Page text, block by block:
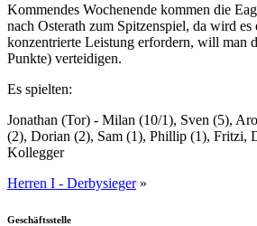
Kommendes Wochenende kommen die
nach Osterath zum Spitzenspiel, da wird es
konzentrierte Leistung erfordern, will man
Punkte) verteidigen.
Es spielten:
Jonathan (Tor) - Milan (10/1), Sven (5),
(2), Dorian (2), Sam (1), Phillip (1), Fritzi,
Kollegger
Herren I - Derbysieger»
Geschäftsstelle